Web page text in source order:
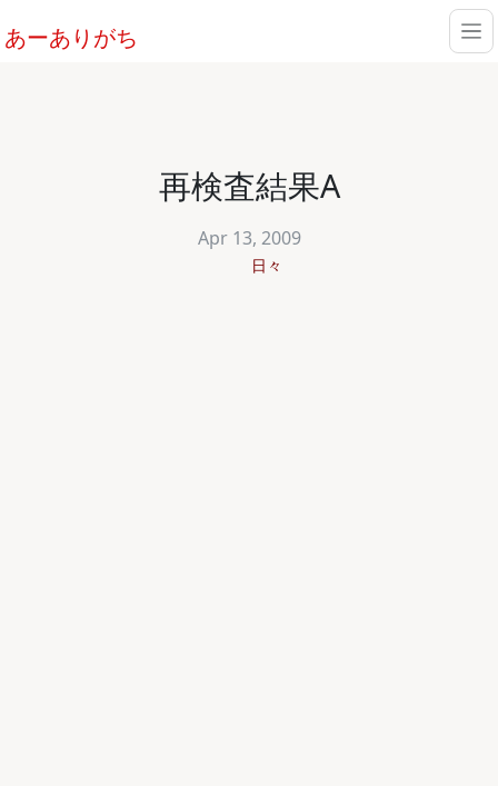
あーありがち
再検査結果A
Apr 13, 2009
日々